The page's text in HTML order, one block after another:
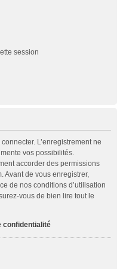
session
L’enregistrement ne
vos possibilités.
accorder des permissions
Avant de vous enregistrer,
de nos conditions d’utilisation
vous de bien lire tout le
confidentialité